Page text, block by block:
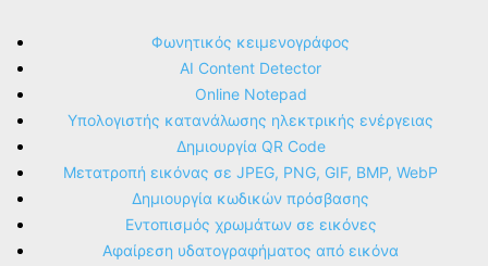
Φωνητικός κειμενογράφος
AI Content Detector
Online Notepad
Υπολογιστής κατανάλωσης ηλεκτρικής ενέργειας
Δημιουργία QR Code
Μετατροπή εικόνας σε JPEG, PNG, GIF, BMP, WebP
Δημιουργία κωδικών πρόσβασης
Εντοπισμός χρωμάτων σε εικόνες
Αφαίρεση υδατογραφήματος από εικόνα